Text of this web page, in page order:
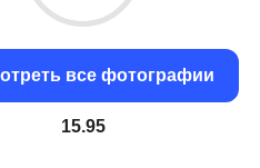
все фотографии
15.22